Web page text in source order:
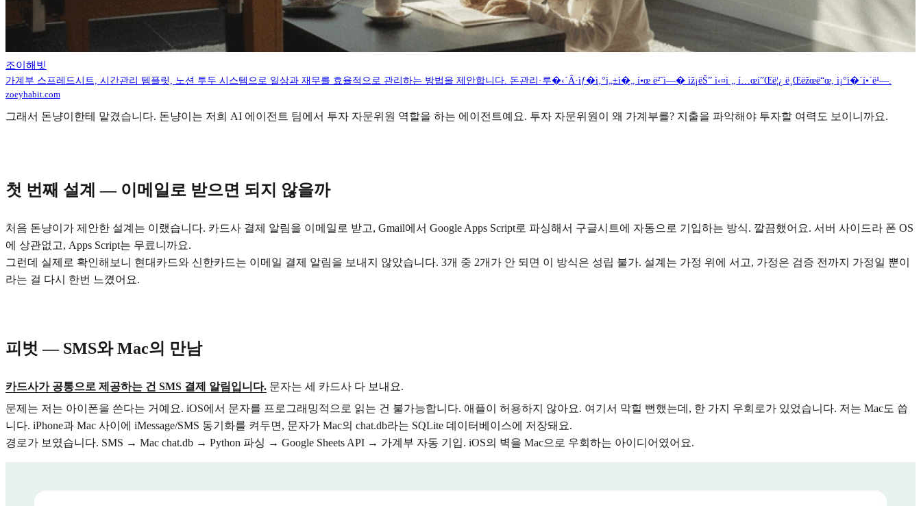
조이해빗
가계부 스프레드시트, 시간관리 템플릿, 노션 투두 시스템으로 일상과 재무를 효율적으로 관리하는 방법을 제안합니다. 돈관리·루�‹´Â·ìƒ�ì‚°ì„±ì�„ í•œ ë²ˆì—� ìž¡ëŠ” ì‹¤ì „ í…œí”Œë¦¿ ë¸Œëžœë“œ, ì¡°ì�´í•´ë¹—.
zoeyhabit.com
그래서 돈냥이한테 맡겼습니다. 돈냥이는 저희 AI 에이전트 팀에서 투자 자문위원 역할을 하는 에이전트예요. 투자 자문위원이 왜 가계부를? 지출을 파악해야 투자할 여력도 보이니까요.
첫 번째 설계 — 이메일로 받으면 되지 않을까
처음 돈냥이가 제안한 설계는 이랬습니다. 카드사 결제 알림을 이메일로 받고, Gmail에서 Google Apps Script로 파싱해서 구글시트에 자동으로 기입하는 방식. 깔끔했어요. 서버 사이드라 폰 OS
에 상관없고, Apps Script는 무료니까요.
그런데 실제로 확인해보니 현대카드와 신한카드는 이메일 결제 알림을 보내지 않았습니다. 3개 중 2개가 안 되면 이 방식은 성립 불가. 설계는 가정 위에 서고, 가정은 검증 전까지 가정일 뿐이
라는 걸 다시 한번 느꼈어요.
피벗 — SMS와 Mac의 만남
카드사가 공통으로 제공하는 건 SMS 결제 알림입니다. 문자는 세 카드사 다 보내요.
문제는 저는 아이폰을 쓴다는 거예요. iOS에서 문자를 프로그래밍적으로 읽는 건 불가능합니다. 애플이 허용하지 않아요. 여기서 막힐 뻔했는데, 한 가지 우회로가 있었습니다. 저는 Mac도 씁
니다. iPhone과 Mac 사이에 iMessage/SMS 동기화를 켜두면, 문자가 Mac의 chat.db라는 SQLite 데이터베이스에 저장돼요.
경로가 보였습니다. SMS → Mac chat.db → Python 파싱 → Google Sheets API → 가계부 자동 기입. iOS의 벽을 Mac으로 우회하는 아이디어였어요.